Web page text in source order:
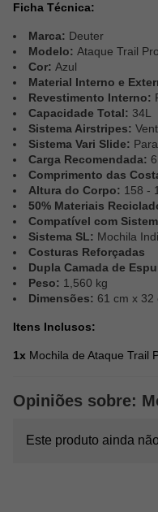
Ficha Técnica:
Marca: Deuter
Modelo: Ataque Trail
Cor: Azul
Material Interno e
Revestimento Interno:
Capacidade Total: 34L
Sistema Airstripes:
Sistema Vari Slide:
Carga Recomendada:
Comprimento das
Altura do Corpo: 158 -
50% Materiais
Compatível com
Sistema SL: Mochila
Costuras Reforçadas
Dupla Camada de
Peso: 1,560 kg
Dimensões: 61 cm x 32
Itens Inclusos:
1x Mochila de Ataque Trail
Opiniões sobre:
Este produto ainda